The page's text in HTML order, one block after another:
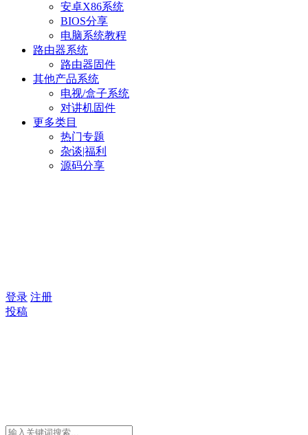
安卓X86系统
BIOS分享
电脑系统教程
路由器系统
路由器固件
其他产品系统
电视/盒子系统
对讲机固件
更多类目
热门专题
杂谈|福利
源码分享
登录 注册
投稿